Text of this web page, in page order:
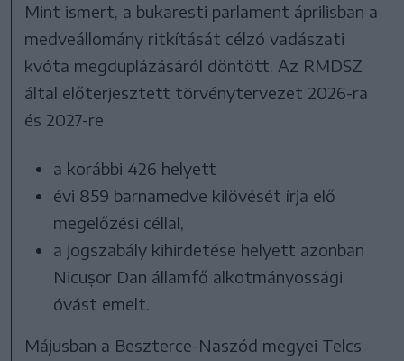
Mint ismert, a bukaresti parlament áprilisban a
medveállomány ritkítását célzó vadászati
kvóta megduplázásáról döntött. Az RMDSZ
által előterjesztett törvénytervezet 2026-ra
és 2027-re
a korábbi 426 helyett
évi 859 barnamedve kilövését írja elő
megelőzési céllal,
a jogszabály kihirdetése helyett azonban
Nicușor Dan államfő alkotmányossági
óvást emelt.
Májusban a Beszterce-Naszód megyei Telcs